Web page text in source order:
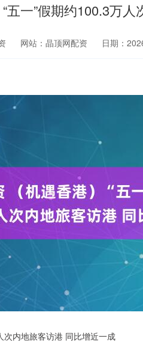
五一”假期约100.3万
网站：晶顶网配资 日期：
内地旅客访港 同比增近一成